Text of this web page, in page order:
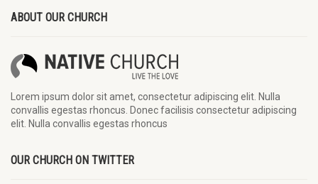
ABOUT OUR CHURCH
Lorem ipsum dolor sit amet, consectetur adipiscing elit. Nulla
convallis egestas rhoncus. Donec facilisis consectetur adipiscing
elit. Nulla convallis egestas rhoncus
OUR CHURCH ON TWITTER